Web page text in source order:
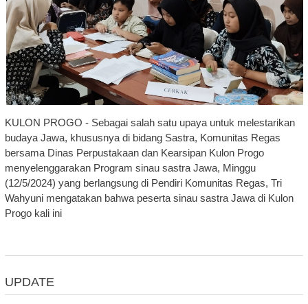
KULON PROGO - Sebagai salah satu upaya untuk melestarikan
budaya Jawa, khususnya di bidang Sastra, Komunitas Regas
bersama Dinas Perpustakaan dan Kearsipan Kulon Progo
menyelenggarakan Program sinau sastra Jawa, Minggu
(12/5/2024) yang berlangsung di Pendiri Komunitas Regas, Tri
Wahyuni mengatakan bahwa peserta sinau sastra Jawa di Kulon
Progo kali ini
UPDATE